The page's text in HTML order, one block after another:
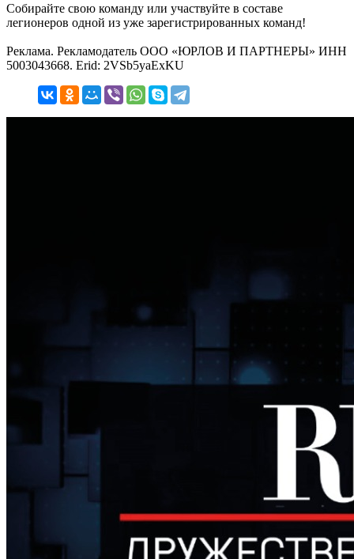
Собирайте свою команду или участвуйте в составе
легионеров одной из уже зарегистрированных команд!
Реклама. Рекламодатель ООО «ЮРЛОВ И ПАРТНЕРЫ» ИНН
5003043668. Erid: 2VSb5yaExKU